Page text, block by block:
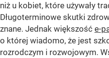
niż u kobiet, które używały
Długoterminowe skutki
znane. Jednak większość e-
o której wiadomo, że jest
rozrodczym i rozwojowym.